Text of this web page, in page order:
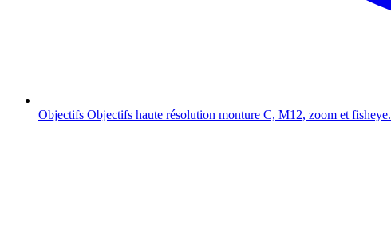
Objectifs Objectifs haute résolution monture C, M12, zoom et fisheye.